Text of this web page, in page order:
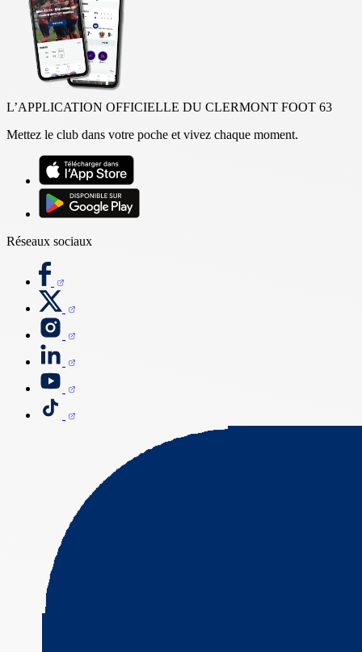
L’APPLICATION OFFICIELLE DU CLERMONT FOOT 63
Mettez le club dans votre poche et vivez chaque moment.
Réseaux sociaux